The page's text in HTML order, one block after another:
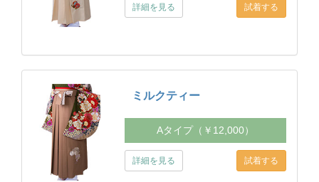
詳細を見る
ミルクティー
Aタイプ（￥12,000）
詳細を見る